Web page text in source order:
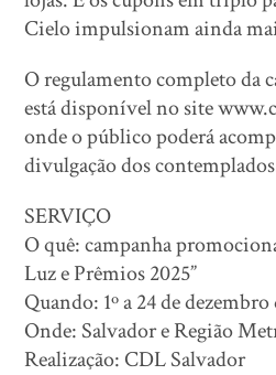
Cielo impulsionam ainda
O regulamento completo da
está disponível no site
onde o público poderá
divulgação dos
SERVIÇO
O quê: campanha
Luz e Prêmios 2025”
Quando: 1º a 24 de dezembro
Onde: Salvador e Região
Realização: CDL Salvador